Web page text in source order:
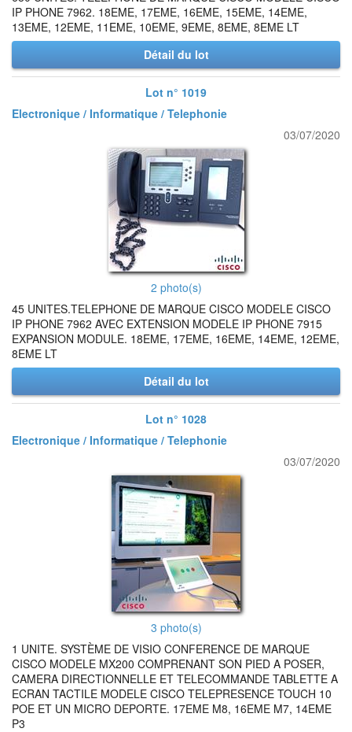
IP PHONE 7962. 18EME, 17EME, 16EME, 15EME, 14EME,
13EME, 12EME, 11EME, 10EME, 9EME, 8EME, 8EME LT
Détail du lot
Lot n° 1019
Electronique / Informatique / Telephonie
03/07/2020
2 photo(s)
45 UNITES.TELEPHONE DE MARQUE CISCO MODELE CISCO
IP PHONE 7962 AVEC EXTENSION MODELE IP PHONE 7915
EXPANSION MODULE. 18EME, 17EME, 16EME, 14EME, 12EME,
8EME LT
Détail du lot
Lot n° 1028
Electronique / Informatique / Telephonie
03/07/2020
3 photo(s)
1 UNITE. SYSTÈME DE VISIO CONFERENCE DE MARQUE
CISCO MODELE MX200 COMPRENANT SON PIED A POSER,
CAMERA DIRECTIONNELLE ET TELECOMMANDE TABLETTE A
ECRAN TACTILE MODELE CISCO TELEPRESENCE TOUCH 10
POE ET UN MICRO DEPORTE. 17EME M8, 16EME M7, 14EME
P3